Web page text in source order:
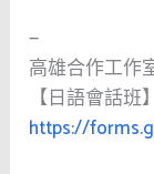
—
高雄合作工作
【日語會話班】
https://